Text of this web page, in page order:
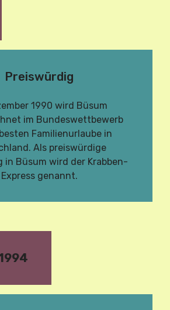
Preiswürdig
1990 wird Büsum
im Bundeswettbewerb
Familienurlaube in
Als preiswürdige
in Büsum wird der Krabben-
Express genannt.